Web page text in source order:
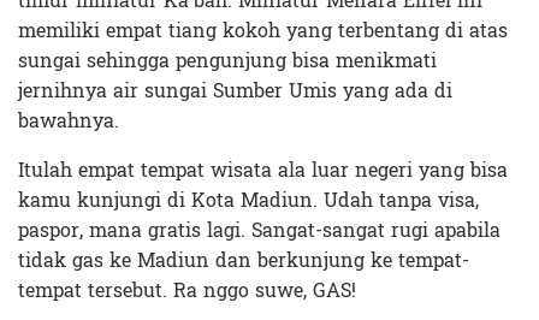
memiliki empat tiang kokoh yang terbentang di atas
sungai sehingga pengunjung bisa menikmati
jernihnya air sungai Sumber Umis yang ada di
bawahnya.
Itulah empat tempat wisata ala luar negeri yang bisa
kamu kunjungi di Kota Madiun. Udah tanpa visa,
paspor, mana gratis lagi. Sangat-sangat rugi apabila
tidak gas ke Madiun dan berkunjung ke tempat-
tempat tersebut. Ra nggo suwe, GAS!